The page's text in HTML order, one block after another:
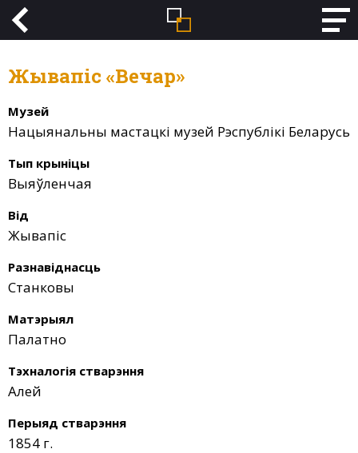
Жывапіс «Вечар»
Музей
Нацыянальны мастацкі музей Рэспублікі Беларусь
Тып крыніцы
Выяўленчая
Від
Жывапіс
Разнавіднасць
Станковы
Матэрыял
Палатно
Тэхналогія стварэння
Алей
Перыяд стварэння
1854 г.